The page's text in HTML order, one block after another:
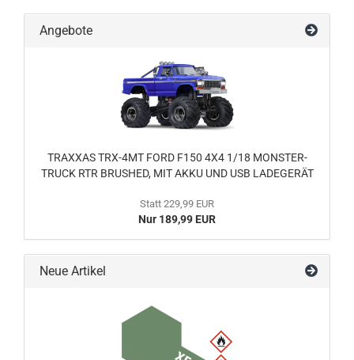
Angebote
TRAXXAS TRX-4MT FORD F150 4X4 1/18 MONSTER-
TRUCK RTR BRUSHED, MIT AKKU UND USB LADEGERÄT
Statt 229,99 EUR
Nur 189,99 EUR
Neue Artikel